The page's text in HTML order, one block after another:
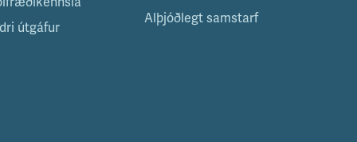
útgáfur
Alþjóðlegt samstarf